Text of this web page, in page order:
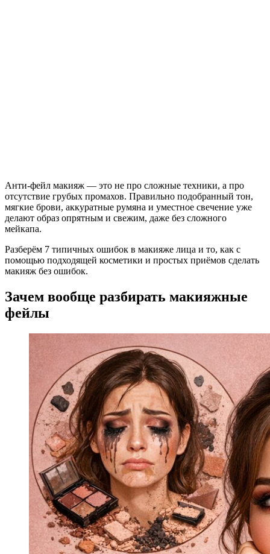
Анти-фейл макияж — это не про сложные техники, а про
отсутствие грубых промахов. Правильно подобранный тон,
мягкие брови, аккуратные румяна и уместное свечение уже
делают образ опрятным и свежим, даже без сложного
мейкапа.
Разберём 7 типичных ошибок в макияже лица и то, как с
помощью подходящей косметики и простых приёмов сделать
макияж без ошибок.
Зачем вообще разбирать макияжные
фейлы